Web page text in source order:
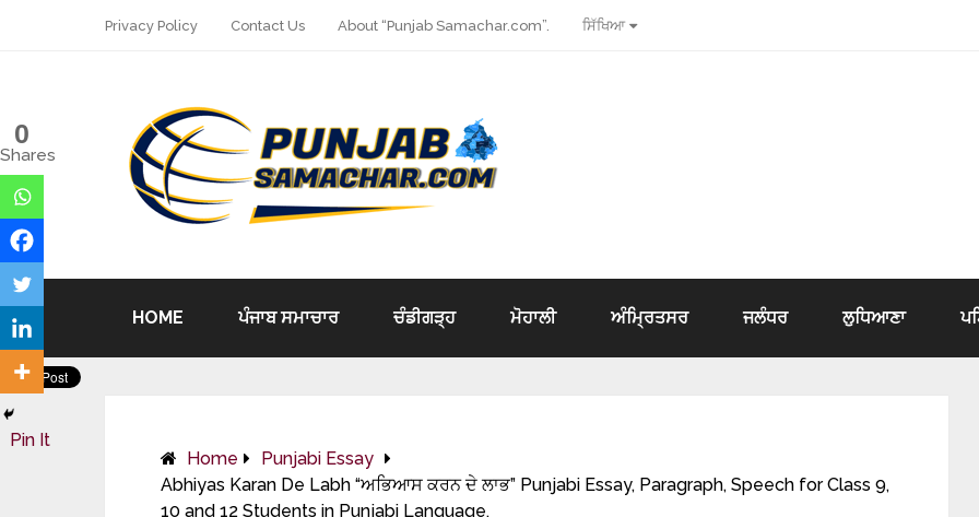
Privacy Policy Contact Us About “Punjab Samachar.com”. ਸਿੱਖਿਆ
HOME ਪੰਜਾਬ ਸਮਾਚਾਰ ਚੰਡੀਗੜ੍ਹ ਮੋਹਾਲੀ ਅੰਮ੍ਰਿਤਸਰ ਜਲੰਧਰ ਲੁਧਿਆਣਾ
Home
Punjabi Essay
Abhiyas Karan De Labh “ਅਭਿਆਸ ਕਰਨ ਦੇ ਲਾਭ” Punjabi Essay, Paragraph, Speech for Class 9,
10 and 12 Students in Punjabi Language.
0
Shares
Pin It